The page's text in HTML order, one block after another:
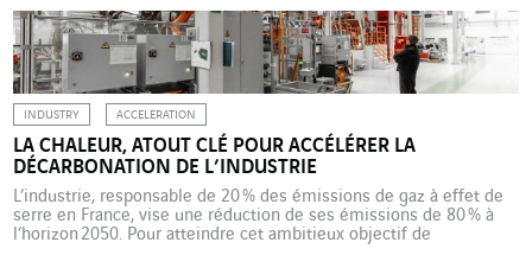
responsables d’affaires). L’objectif : diffuser les offres bas-
carbone à tous les clients de VINCI Energies Building Solutions. La
promotion des stratégies bas-carbone a désormais […]
INDUSTRY ACCELERATION
LA CHALEUR, ATOUT CLÉ POUR ACCÉLÉRER LA
DÉCARBONATION DE L’INDUSTRIE
L’industrie, responsable de 20 % des émissions de gaz à effet de
serre en France, vise une réduction de ses émissions de 80 % à
l’horizon 2050. Pour atteindre cet ambitieux objectif de